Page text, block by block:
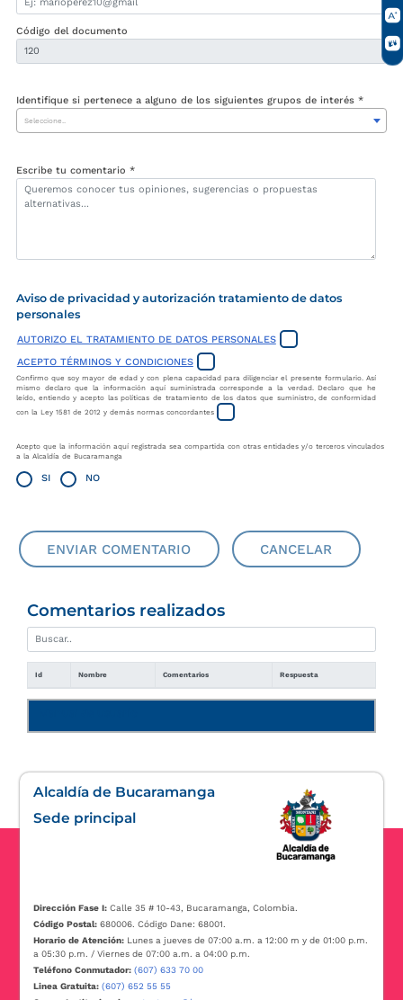
Código del documento
Identifique si pertenece a alguno de los siguientes grupos de interés *
Seleccione..
Escribe tu comentario *
Aviso de privacidad y autorización tratamiento de datos
personales
AUTORIZO EL TRATAMIENTO DE DATOS PERSONALES
ACEPTO TÉRMINOS Y CONDICIONES
Confirmo que soy mayor de edad y con plena capacidad para diligenciar el presente formulario. Así
mismo declaro que la información aquí suministrada corresponde a la verdad. Declaro que he
leído, entiendo y acepto las políticas de tratamiento de los datos que suministro, de conformidad
con la Ley 1581 de 2012 y demás normas concordantes
Acepto que la información aquí registrada sea compartida con otras entidades y/o terceros vinculados
a la Alcaldía de Bucaramanga
SI NO
ENVIAR COMENTARIO CANCELAR
Comentarios realizados
Id Nombre Comentarios Respuesta
Alcaldía de Bucaramanga
Sede principal
Dirección Fase I:Calle 35 # 10-43, Bucaramanga, Colombia.
Código Postal: 680006. Código Dane: 68001.
Horario de Atención: Lunes a jueves de 07:00 a.m. a 12:00 m y de 01:00 p.m.
a 05:30 p.m. / Viernes de 07:00 a.m. a 04:00 p.m.
Teléfono Conmutador: (607) 633 70 00
Linea Gratuita: (607) 652 55 55